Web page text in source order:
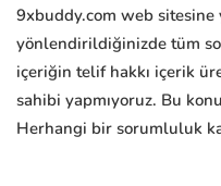
9xbuddy.com web
yönlendirildiğinizde tüm
içeriğin telif hakkı içerik
sahibi yapmıyoruz. Bu
Herhangi bir sorumluluk